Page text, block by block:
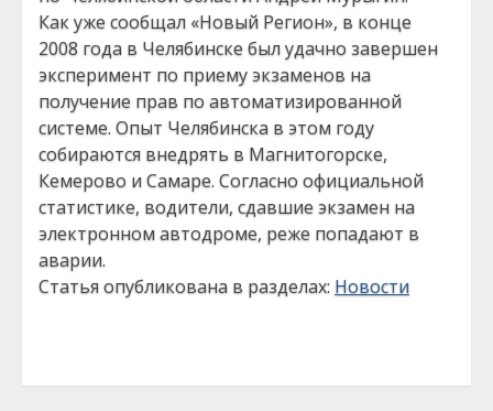
Как уже сообщал «Новый Регион», в конце
2008 года в Челябинске был удачно завершен
эксперимент по приему экзаменов на
получение прав по автоматизированной
системе. Опыт Челябинска в этом году
собираются внедрять в Магнитогорске,
Кемерово и Самаре. Согласно официальной
статистике, водители, сдавшие экзамен на
электронном автодроме, реже попадают в
аварии.
Статья опубликована в разделах: Новости